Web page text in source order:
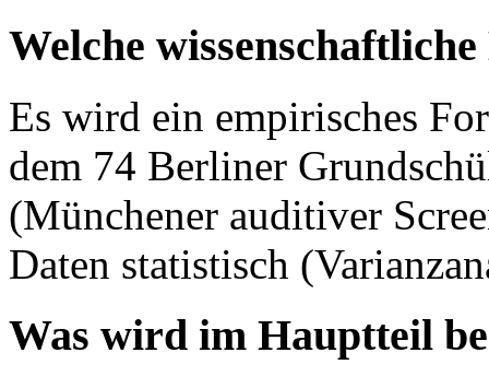
Welche
Es wird ein empirisches
dem 74 Berliner
(Münchener auditiver
Daten statistisch
Was wird im Hauptteil